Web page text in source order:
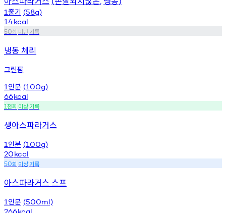
1줄기 (58g)
14kcal
50회 미만기록
냉동 체리
그린팜
1 인분 (100g)
66kcal
1천회 이상기록
생아스파라거스
1 인분 (100g)
20kcal
50회 이상기록
아스파라거스 스프
1 인분 (500ml)